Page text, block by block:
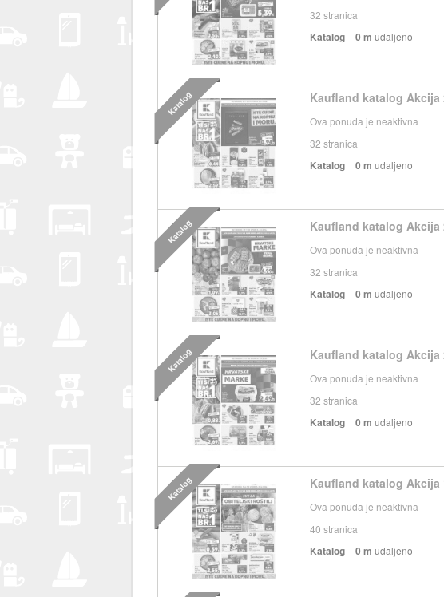
32 stranica
Katalog 0 m udaljeno
Kaufland katalog Akcija
Ova ponuda je neaktivna
32 stranica
Katalog 0 m udaljeno
Katalog
Kaufland katalog Akcija
Ova ponuda je neaktivna
32 stranica
Katalog 0 m udaljeno
Katalog
Kaufland katalog Akcija
Ova ponuda je neaktivna
32 stranica
Katalog 0 m udaljeno
Katalog
Kaufland katalog Akcija
Ova ponuda je neaktivna
40 stranica
Katalog 0 m udaljeno
Katalog